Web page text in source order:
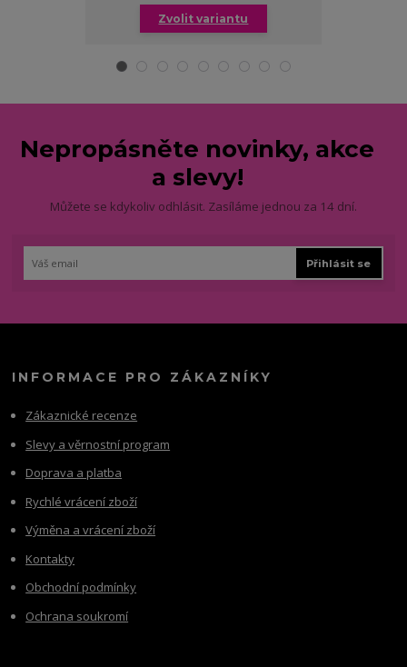
Zvolit variantu
Nepropásněte novinky, akce
a slevy!
Můžete se kdykoliv odhlásit. Zasíláme jednou za 14 dní.
Přihlásit se
INFORMACE PRO ZÁKAZNÍKY
Zákaznické recenze
Slevy a věrnostní program
Doprava a platba
Rychlé vrácení zboží
Výměna a vrácení zboží
Kontakty
Obchodní podmínky
Ochrana soukromí